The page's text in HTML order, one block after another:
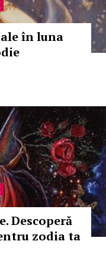
în luna
Descoperă
zodia ta